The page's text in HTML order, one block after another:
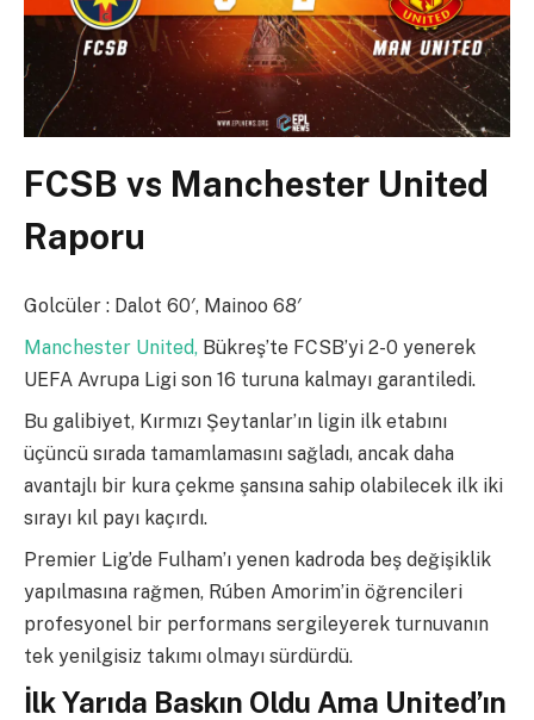
FCSB vs Manchester United
Raporu
Golcüler : Dalot 60′, Mainoo 68′
Manchester United, Bükreş’te FCSB’yi 2-0 yenerek
UEFA Avrupa Ligi son 16 turuna kalmayı garantiledi.
Bu galibiyet, Kırmızı Şeytanlar’ın ligin ilk etabını
üçüncü sırada tamamlamasını sağladı, ancak daha
avantajlı bir kura çekme şansına sahip olabilecek ilk iki
sırayı kıl payı kaçırdı.
Premier Lig’de Fulham’ı yenen kadroda beş değişiklik
yapılmasına rağmen, Rúben Amorim’in öğrencileri
profesyonel bir performans sergileyerek turnuvanın
tek yenilgisiz takımı olmayı sürdürdü.
İlk Yarıda Baskın Oldu Ama United’ın